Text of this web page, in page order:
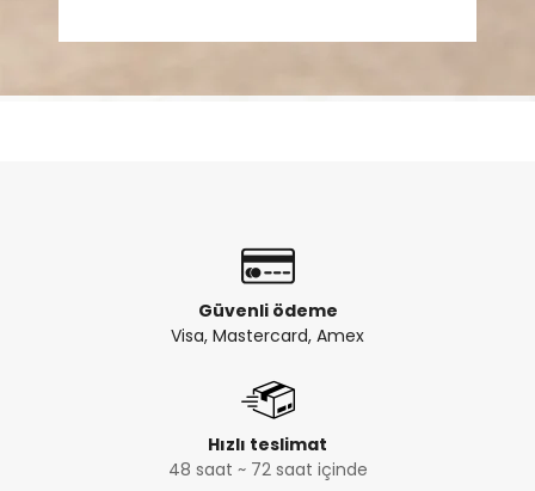
Güvenli ödeme
Visa, Mastercard, Amex
Hızlı teslimat
48 saat ~ 72 saat içinde